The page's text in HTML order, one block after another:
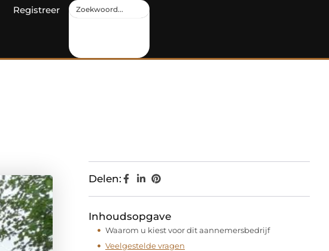
Registreer
Delen:
Inhoudsopgave
Waarom u kiest voor dit aannemersbedrijf
Veelgestelde vragen